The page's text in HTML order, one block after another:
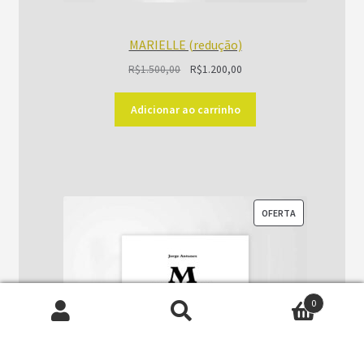
MARIELLE (redução)
R$1.500,00
original
era:
R$1.200,00O
é:
Adicionar ao carrinho
OFERTAPRODUTO
0